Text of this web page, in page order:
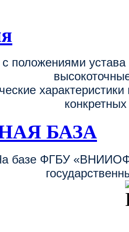
с положениями
БАЗА
базе ФГБУ